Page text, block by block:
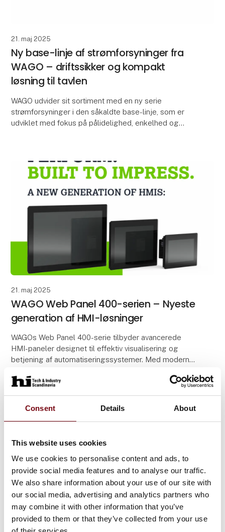
Consent Details About
This website uses cookies
We use cookies to personalise content and ads, to
provide social media features and to analyse our traffic.
We also share information about your use of our site with
our social media, advertising and analytics partners who
may combine it with other information that you’ve
provided to them or that they’ve collected from your use
21. maj 2025
Ny base-linje af strømforsyninger fra
WAGO – driftssikker og kompakt
løsning til tavlen
WAGO udvider sit sortiment med en ny serie
strømforsyninger i den såkaldte base-linje, som er
udviklet med fokus på pålidelighed, enkelhed og
21. maj 2025
WAGO Web Panel 400-serien – Nyeste
generation af HMI-løsninger
WAGOs Web Panel 400-serie tilbyder avancerede
HMI-paneler designet til effektiv visualisering og
betjening af automatiseringssystemer. Med moderne
21. maj 2025